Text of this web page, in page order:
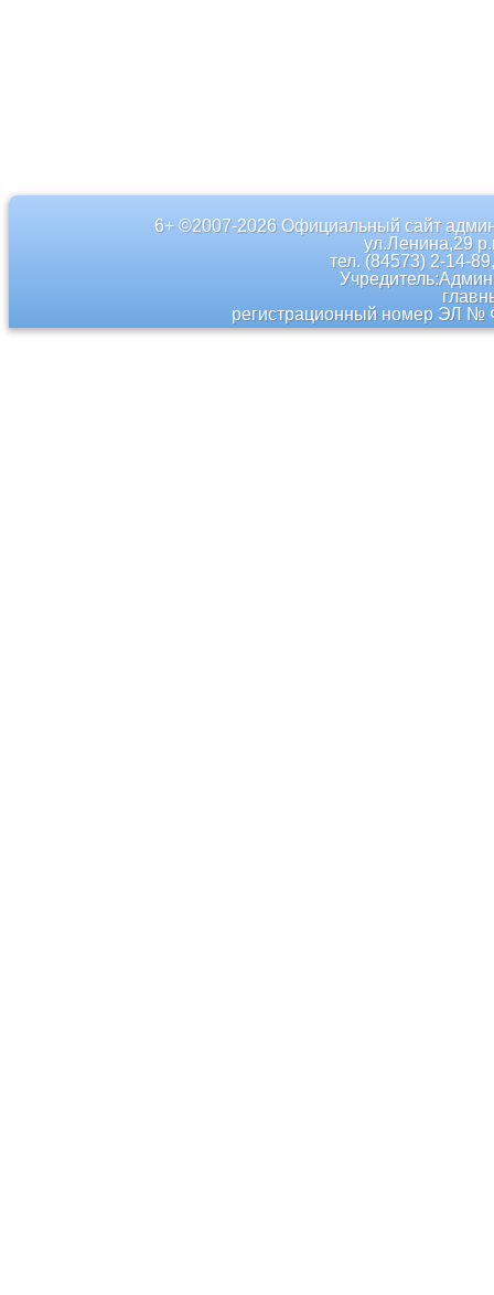
6+ ©2007-2026 Официальный сайт
ул.Ленина,29
тел. (84573) 2-14-
регистрационный номер ЭЛ №